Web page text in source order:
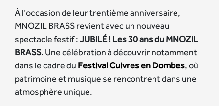
À l’occasion de leur trentième anniversaire,
MNOZIL BRASS revient avec un nouveau
spectacle festif :JUBILÉ ! Les 30 ans du MNOZIL
BRASS. Une célébration à découvrir notamment
dans le cadre du Festival Cuivres en Dombes, où
patrimoine et musique se rencontrent dans une
atmosphère unique.